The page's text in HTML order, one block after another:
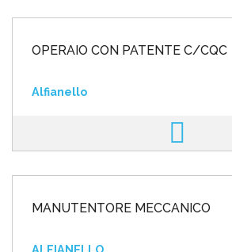
OPERAIO CON PATENTE C/CQC
Alfianello
MANUTENTORE MECCANICO
ALFIANELLO